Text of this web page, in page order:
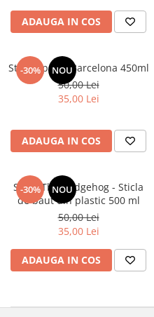
ADAUGA IN COS
-30% NOU
Sticla apa FC Barcelona 450ml
50,00 Lei
35,00 Lei
ADAUGA IN COS
-30% NOU
Sonic The Hedgehog - Sticla
de baut din plastic 500 ml
50,00 Lei
35,00 Lei
ADAUGA IN COS